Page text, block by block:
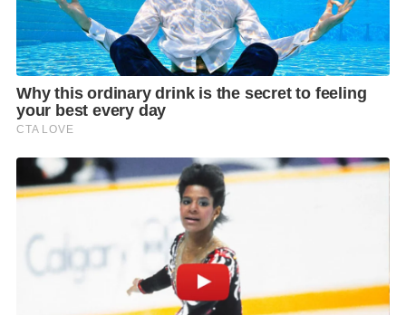
อนุรักษ์ดินให้คงความสมบูรณ์ พร้อมร่วมฟังเสวนาระดับ
นานาชาติ และนิทรรศการวิชาการ รวมถึงกิจกรรมต่างๆ
อีกมากมาย ระหว่างวันที่ 5 – 8 ธันวาคม 2562 ณ ศูนย์
ศึกษาวิธีการฟื้นฟูที่ดิน เสื่อมโทรมเขาชะงุ้มอันเนื่องมา
จากพระราชดำริ อ.โพธาราม จ.ราชบุรี
“ดินเป็นทรัพยากรที่มีจำนวนจำกัด ดังนั้นต้องรักษาดิน
ให้มีคุณภาพ และใช้ดินให้เกิดประโยชน์สูงสุด หากไม่มี
ดิน หรือมีแต่เป็นดินที่ไม่มีคุณภาพ มวลมนุษยชาติก็ไม่
สามารถดำรงชีวิตอยู่ได้ โดยเฉพาะประเทศไทยซึ่งเป็น
ประเทศเกษตรกรรม 70%
ของประชาชนอยู่ในภาค
การเกษตร ตลอดระยะเวลาการครองราชย์ ในหลวง ร.9